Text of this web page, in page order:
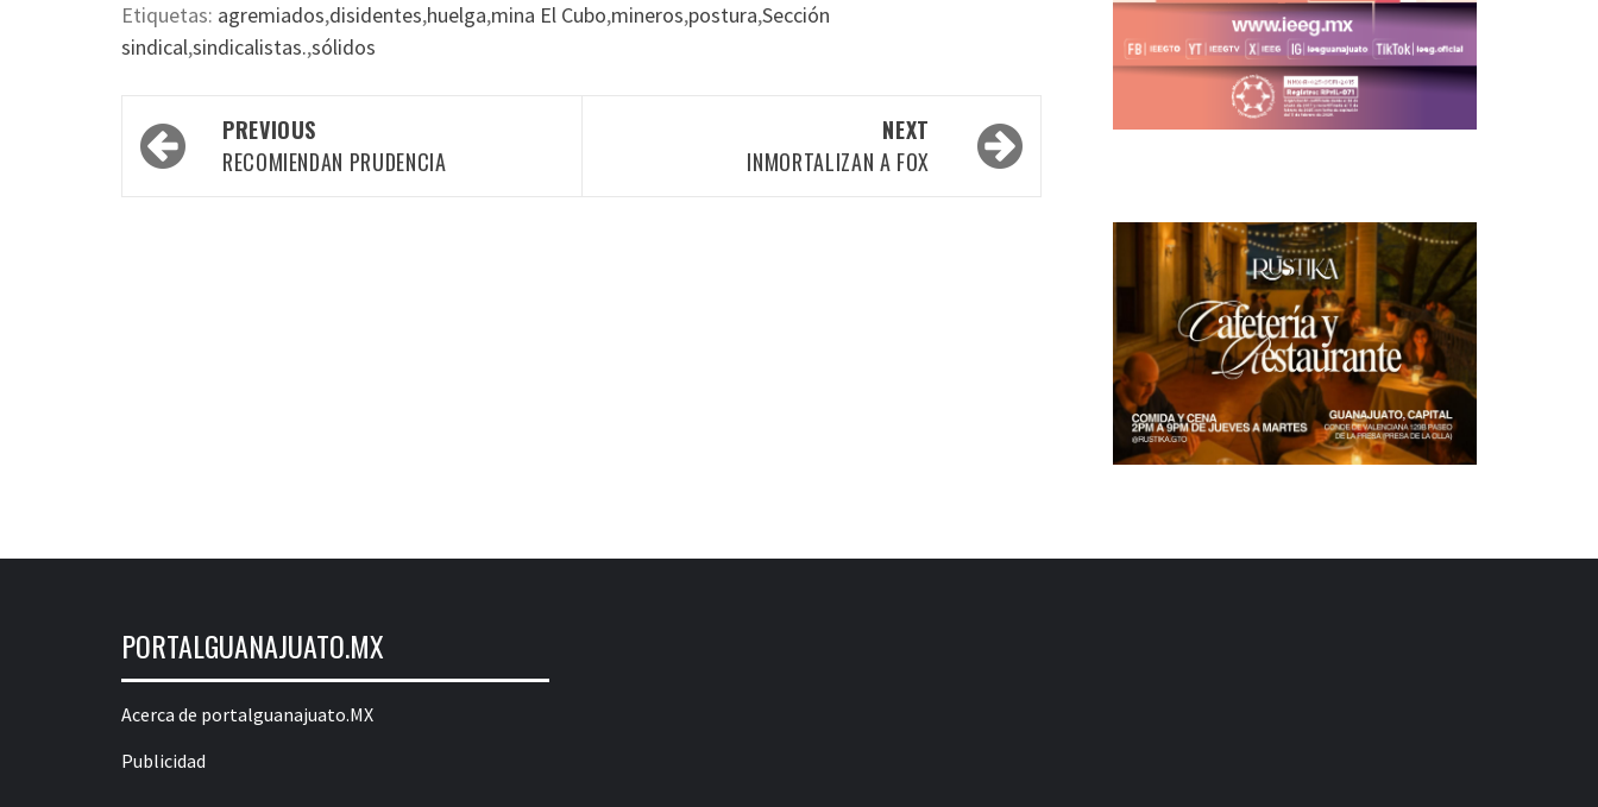
Etiquetas: agremiados,disidentes,huelga,mina El Cubo,mineros,postura,Sección
sindical,sindicalistas.,sólidos
Post
navigation
PREVIOUS
RECOMIENDAN PRUDENCIA
NEXT
INMORTALIZAN A FOX
PORTALGUANAJUATO.MX
Acerca de portalguanajuato.MX
Publicidad